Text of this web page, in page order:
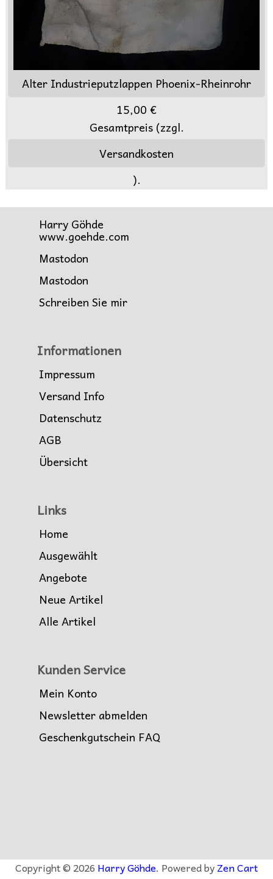
Alter Industrieputzlappen Phoenix-Rheinrohr
15,00 €
Gesamtpreis (zzgl.
Versandkosten
).
Harry Göhde
www.goehde.com
Mastodon
Mastodon
Schreiben Sie mir
Informationen
Impressum
Versand Info
Datenschutz
AGB
Übersicht
Links
Home
Ausgewählt
Angebote
Neue Artikel
Alle Artikel
Kunden Service
Mein Konto
Newsletter abmelden
Geschenkgutschein FAQ
Copyright © 2026 Harry Göhde. Powered byZen Cart